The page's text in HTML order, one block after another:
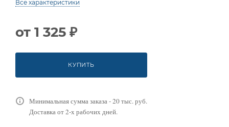
Все характеристики
от 1 325 ₽
КУПИТЬ
Минимальная сумма заказа - 20 тыс. руб.
Доставка от 2-х рабочих дней.